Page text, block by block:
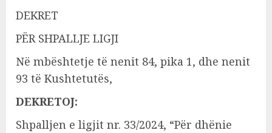
DEKRET
PËR SHPALLJE LIGJI
Në mbështetje të nenit 84, pika 1, dhe nenit
93 të Kushtetutës,
DEKRETOJ:
Shpalljen e ligjit nr. 33/2024, “Për dhënie